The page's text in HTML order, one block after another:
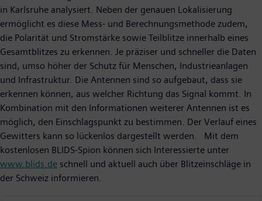
in Karlsruhe analysiert. Neben der genauen Lokalisierung
ermöglicht es diese Mess- und Berechnungsmethode zudem,
die Polarität und Stromstärke sowie Teilblitze innerhalb eines
Gesamtblitzes zu erkennen. Je präziser und schneller die Daten
sind, umso höher der Schutz für Menschen, Industrieanlagen
und Infrastruktur. Die Antennen sind so aufgebaut, dass sie
erkennen können, aus welcher Richtung das Signal kommt. In
Kombination mit den Informationen weiterer Antennen ist es
möglich, den Einschlagspunkt zu bestimmen. Der Verlauf eines
Gewitters kann so lückenlos dargestellt werden. Mit dem
kostenlosen BLIDS-Spion können sich Interessierte unter
www.blids.de schnell und aktuell auch über Blitzeinschläge in
der Schweiz informieren.